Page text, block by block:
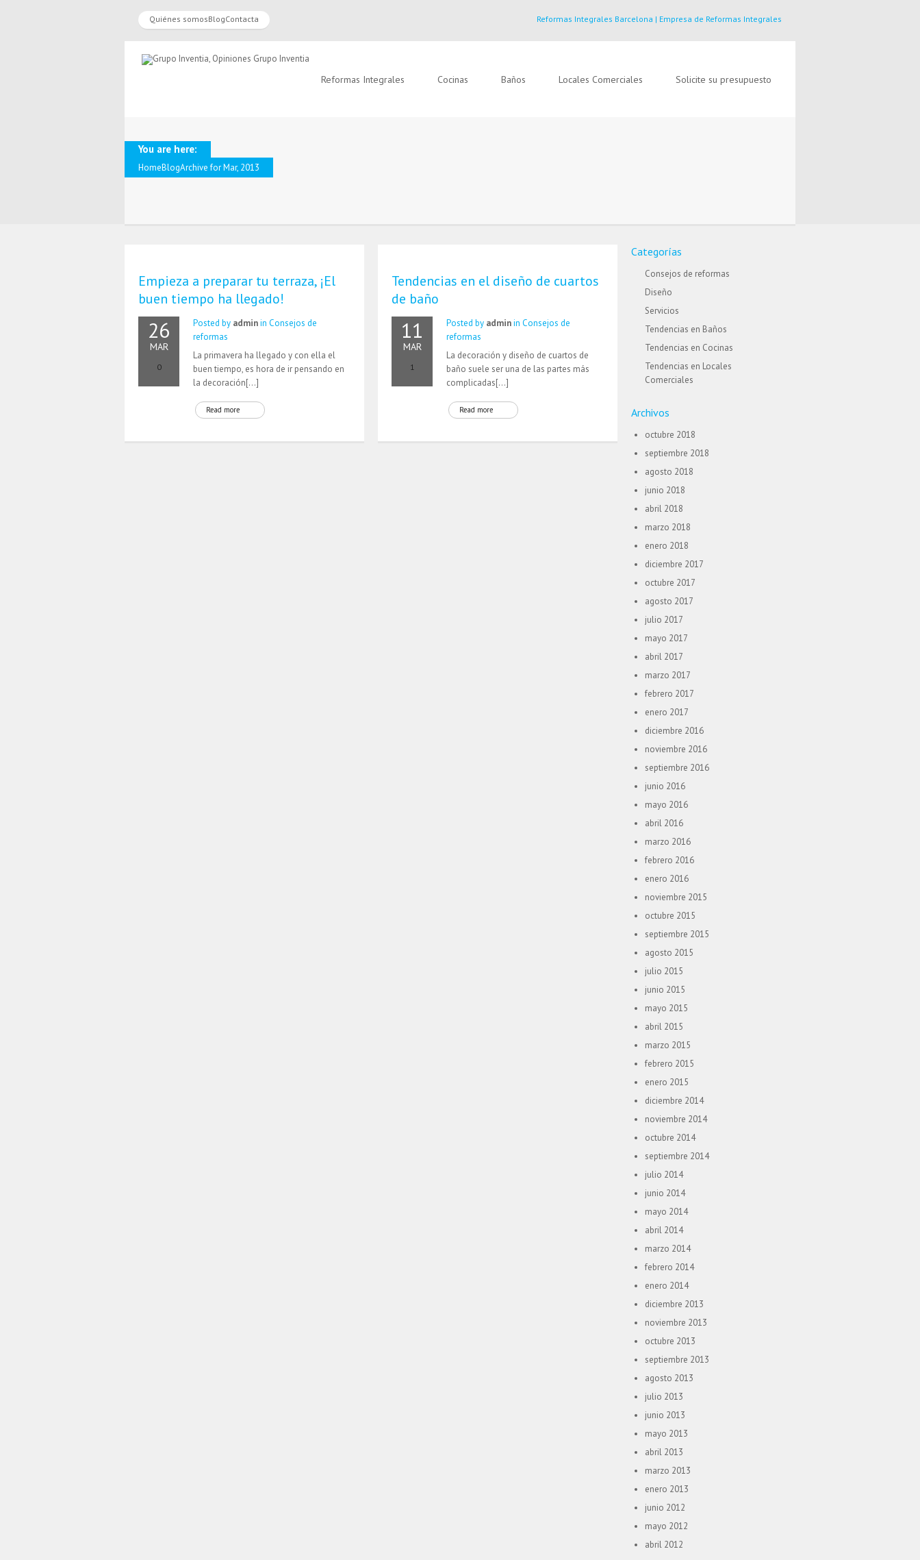
Quiénes somosBlogContacta Reformas Integrales Barcelona | Empresa de Reformas Integrales
Reformas Integrales Cocinas Baños Locales Comerciales Solicite su presupuesto
You are here:
HomeBlogArchive for Mar, 2013
Empieza a preparar tu terraza, ¡El
buen tiempo ha llegado!
26
MAR
0
Posted by adminin Consejos de
reformas
La primavera ha llegado y con ella el
buen tiempo, es hora de ir pensando en
la decoración[…]
Read more
Tendencias en el diseño de cuartos
de baño
11
MAR
1
Posted by adminin Consejos de
reformas
La decoración y diseño de cuartos de
baño suele ser una de las partes más
complicadas[…]
Read more
Categorías
Consejos de reformas
Diseño
Servicios
Tendencias en Baños
Tendencias en Cocinas
Tendencias en Locales
Comerciales
Archivos
octubre 2018
septiembre 2018
agosto 2018
junio 2018
abril 2018
marzo 2018
enero 2018
diciembre 2017
octubre 2017
agosto 2017
julio 2017
mayo 2017
abril 2017
marzo 2017
febrero 2017
enero 2017
diciembre 2016
noviembre 2016
septiembre 2016
junio 2016
mayo 2016
abril 2016
marzo 2016
febrero 2016
enero 2016
noviembre 2015
octubre 2015
septiembre 2015
agosto 2015
julio 2015
junio 2015
mayo 2015
abril 2015
marzo 2015
febrero 2015
enero 2015
diciembre 2014
noviembre 2014
octubre 2014
septiembre 2014
julio 2014
junio 2014
mayo 2014
abril 2014
marzo 2014
febrero 2014
enero 2014
diciembre 2013
noviembre 2013
octubre 2013
septiembre 2013
agosto 2013
julio 2013
junio 2013
mayo 2013
abril 2013
marzo 2013
enero 2013
junio 2012
mayo 2012
abril 2012